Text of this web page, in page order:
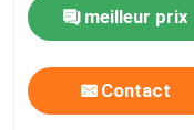
Polyimide de CAS
4415-87-6
meilleur prix
Contact